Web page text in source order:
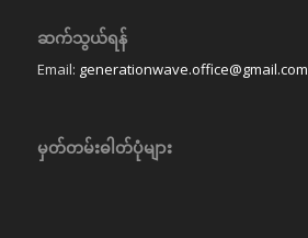
ဆက်သွယ်ရန်
Email: generationwave.office@gmail.com
မှတ်တမ်းဓါတ်ပုံများ